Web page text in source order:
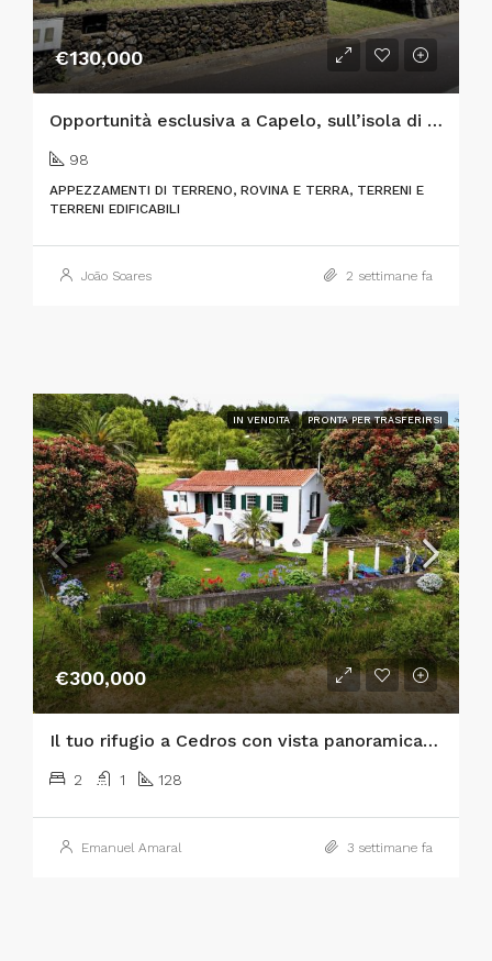
€130,000
Opportunità esclusiva a Capelo, sull’isola di Faial: due lotti urbani adiacenti con vista sull’oceano e fascino tradizionale
98
APPEZZAMENTI DI TERRENO, ROVINA E TERRA, TERRENI E
TERRENI EDIFICABILI
João Soares 2 settimane fa
IN VENDITA PRONTA PER TRASFERIRSI
€300,000
Il tuo rifugio a Cedros con vista panoramica sull’Atlantico e sulle isole di São Jorge e Graciosa!
2 1 128
Emanuel Amaral 3 settimane fa